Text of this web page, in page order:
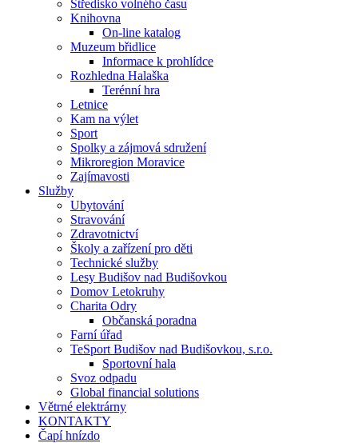
Středisko volného času
Knihovna
On-line katalog
Muzeum břidlice
Informace k prohlídce
Rozhledna Halaška
Terénní hra
Letnice
Kam na výlet
Sport
Spolky a zájmová sdružení
Mikroregion Moravice
Zajímavosti
Služby
Ubytování
Stravování
Zdravotnictví
Školy a zařízení pro děti
Technické služby
Lesy Budišov nad Budišovkou
Domov Letokruhy
Charita Odry
Občanská poradna
Farní úřad
TeSport Budišov nad Budišovkou, s.r.o.
Sportovní hala
Svoz odpadu
Global financial solutions
Větrné elektrárny
KONTAKTY
Čapí hnízdo